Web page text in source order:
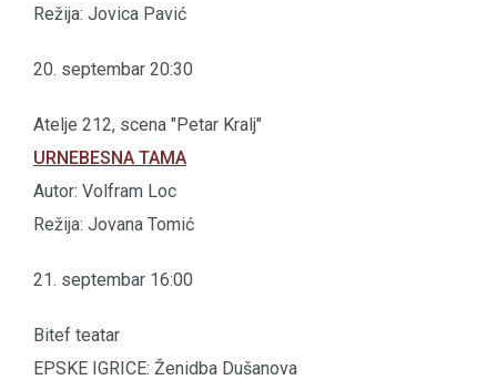
Režija: Jovica Pavić
20. septembar 20:30
Atelje 212, scena "Petar Kralj"
URNEBESNA TAMA
Autor: Volfram Loc
Režija: Jovana Tomić
21. septembar 16:00
Bitef teatar
EPSKE IGRICE: Ženidba Dušanova